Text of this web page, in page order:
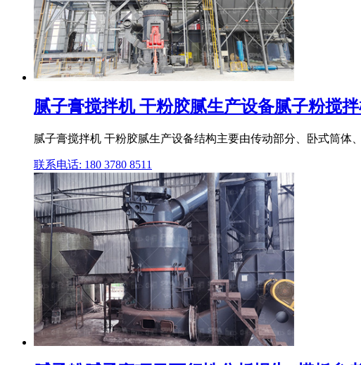
腻子膏搅拌机 干粉胶腻生产设备腻子粉搅
腻子膏搅拌机 干粉胶腻生产设备结构主要由传动部分、卧式筒
联系电话: 180 3780 8511